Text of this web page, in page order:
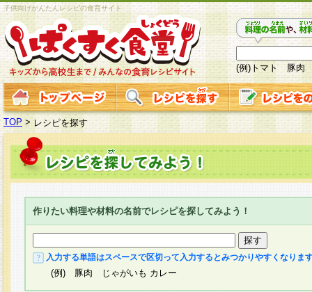
子供向けかんたんレシピの食育サイト
(例)トマト 豚肉
TOP > レシピを探す
作りたい料理や材料の名前でレシピを探してみよう！
入力する単語はスペースで区切って入力するとみつかりやすくなりま
(例) 豚肉 じゃがいも カレー